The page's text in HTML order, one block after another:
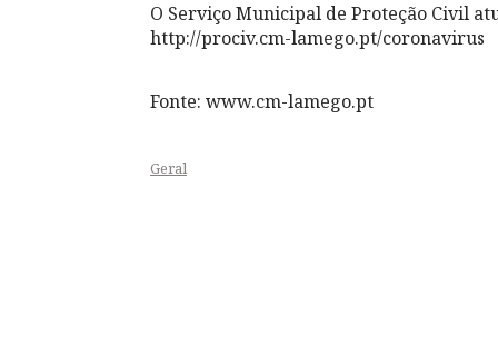
O Serviço Municipal de Proteção Civil
http://prociv.cm-lamego.pt/coronavirus
Fonte: www.cm-lamego.pt
Geral